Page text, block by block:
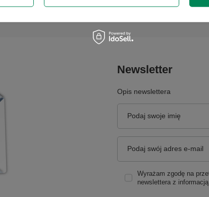
Newsletter
Opis newslettera
Podaj swoje imię
Podaj swój adres e-mail
Wyrażam zgodę na
newslettera z